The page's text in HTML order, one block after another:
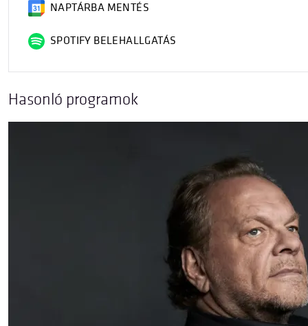
NAPTÁRBA MENTÉS
SPOTIFY BELEHALLGATÁS
Hasonló programok